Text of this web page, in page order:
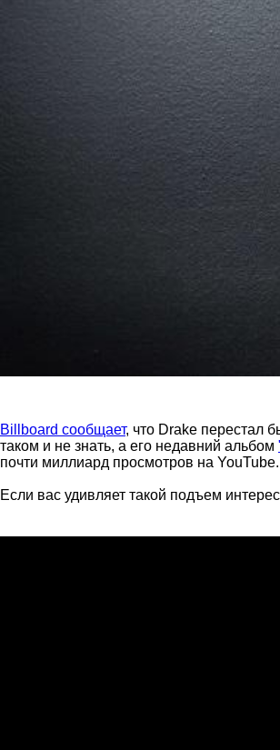
Billboard сообщает, что Drake перестал
таком и не знать, а его недавний альбом
почти миллиард просмотров на
Если вас удивляет такой подъем